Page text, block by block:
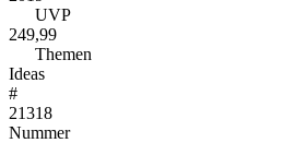
UVP
249,99
Themen
Ideas
#
21318
Nummer